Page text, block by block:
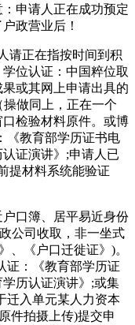
申请人正在成功预定
政营业后！
正在指按时间到积
位认证：中国粹位取
或其网上申请出具的
做同上，正在一个
检验材料原件。或博
《教育部学历证书电
证演讲》;申请人已
提材料系统能验证
口簿、居平易近身份
公司收取，非一坐式
、《户口迁徙证》)。
证：《教育部学历证
历认证演讲》;或集
迁入单元某人力资本
件拍摄上传)提交申